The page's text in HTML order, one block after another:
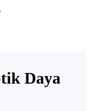
Daya